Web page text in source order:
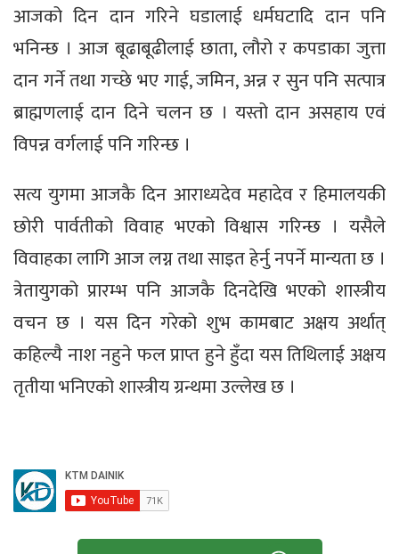
आजको दिन दान गरिने घडालाई धर्मघटादि दान पनि
भनिन्छ । आज बूढाबूढीलाई छाता, लौरो र कपडाका जुत्ता
दान गर्ने तथा गच्छे भए गाई, जमिन, अन्न र सुन पनि सत्पात्र
ब्राह्मणलाई दान दिने चलन छ । यस्तो दान असहाय एवं
विपन्न वर्गलाई पनि गरिन्छ ।
सत्य युगमा आजकै दिन आराध्यदेव महादेव र हिमालयकी
छोरी पार्वतीको विवाह भएको विश्वास गरिन्छ । यसैले
विवाहका लागि आज लग्न तथा साइत हेर्नु नपर्ने मान्यता छ ।
त्रेतायुगको प्रारम्भ पनि आजकै दिनदेखि भएको शास्त्रीय
वचन छ । यस दिन गरेको शुभ कामबाट अक्षय अर्थात्
कहिल्यै नाश नहुने फल प्राप्त हुने हुँदा यस तिथिलाई अक्षय
तृतीया भनिएको शास्त्रीय ग्रन्थमा उल्लेख छ ।